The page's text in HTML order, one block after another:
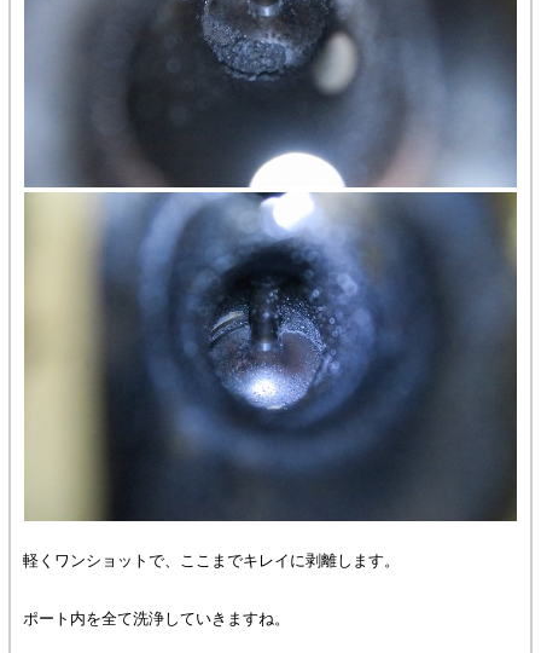
軽くワンショットで、ここまでキレイに剥離します。
ポート内を全て洗浄していきますね。